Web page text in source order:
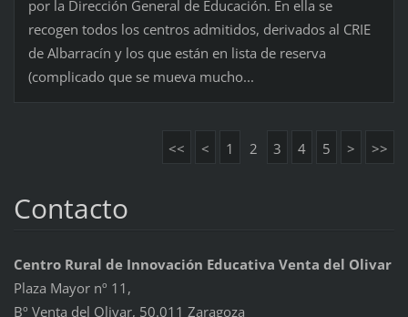
por la Dirección General de Educación. En ella se
recogen todos los centros admitidos, derivados al CRIE
de Albarracín y los que están en lista de reserva
(complicado que se mueva mucho...
<< < 1 2 3 4 5 > >>
Contacto
Centro Rural de Innovación Educativa Venta del Olivar
Plaza Mayor nº 11,
Bº Venta del Olivar, 50.011 Zaragoza